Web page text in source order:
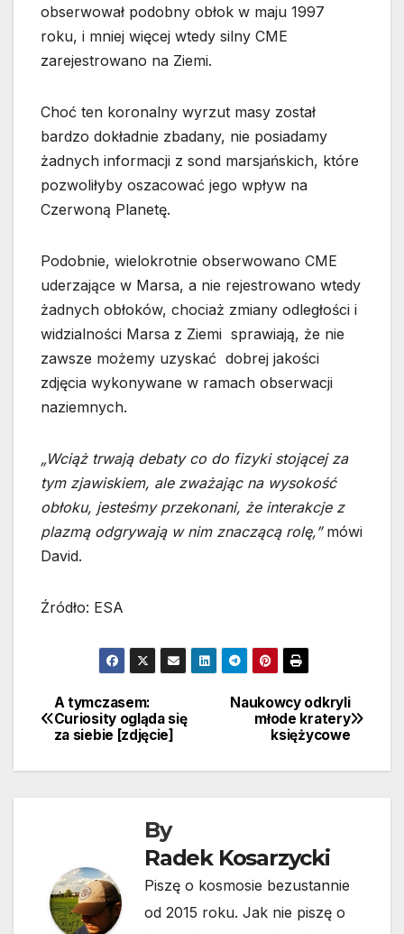
obserwował podobny obłok w maju 1997
roku, i mniej więcej wtedy silny CME
zarejestrowano na Ziemi.
Choć ten koronalny wyrzut masy został
bardzo dokładnie zbadany, nie posiadamy
żadnych informacji z sond marsjańskich, które
pozwoliłyby oszacować jego wpływ na
Czerwoną Planetę.
Podobnie, wielokrotnie obserwowano CME
uderzające w Marsa, a nie rejestrowano wtedy
żadnych obłoków, chociaż zmiany odległości i
widzialności Marsa z Ziemi sprawiają, że nie
zawsze możemy uzyskać dobrej jakości
zdjęcia wykonywane w ramach obserwacji
naziemnych.
„Wciąż trwają debaty co do fizyki stojącej za
tym zjawiskiem, ale zważając na wysokość
obłoku, jesteśmy przekonani, że interakcje z
plazmą odgrywają w nim znaczącą rolę,”mówi
David.
Źródło: ESA
Nawigacja
wpisu
Naukowcy odkryli
młode kratery
księżycowe
A tymczasem:
Curiosity ogląda się
za siebie [zdjęcie]
By
Radek Kosarzycki
Piszę o kosmosie bezustannie
od 2015 roku. Jak nie piszę o